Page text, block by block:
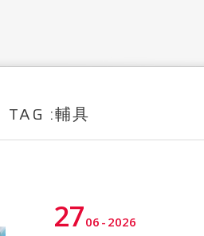
TAG :輔具
2706 2026